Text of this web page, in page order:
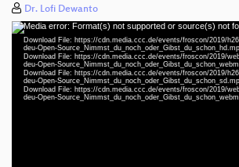
Dr. Lofi Dewanto
Video
Player
Media error: Format(s) not supported or source(s) not
Download File: https://cdn.media.ccc.de/events/froscon/2019/
deu-Open-
Download File: https://cdn.media.ccc.de/events/froscon/2019/
deu-Open-
Download File: https://cdn.media.ccc.de/events/froscon/2019/
deu-Open-
Download File: https://cdn.media.ccc.de/events/froscon/2019/
deu-Open-